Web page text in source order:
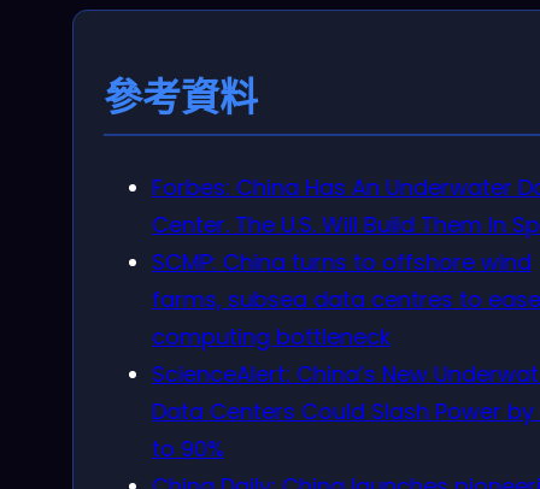
參考資料
Forbes: China Has An Underwater
Center. The U.S. Will Build Them In
SCMP: China turns to offshore wind
farms, subsea data centres to
computing bottleneck
ScienceAlert: China’s New
Data Centers Could Slash Power by
to 90%